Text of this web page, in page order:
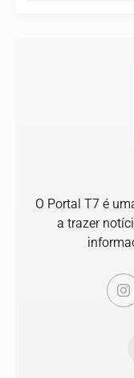
O Portal T7 é
a trazer